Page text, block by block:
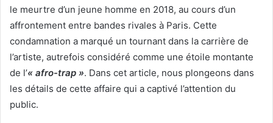
le meurtre d’un jeune homme en 2018, au cours d’un
affrontement entre bandes rivales à Paris. Cette
condamnation a marqué un tournant dans la carrière de
l’artiste, autrefois considéré comme une étoile montante
de l’« afro-trap ». Dans cet article, nous plongeons dans
les détails de cette affaire qui a captivé l’attention du
public.